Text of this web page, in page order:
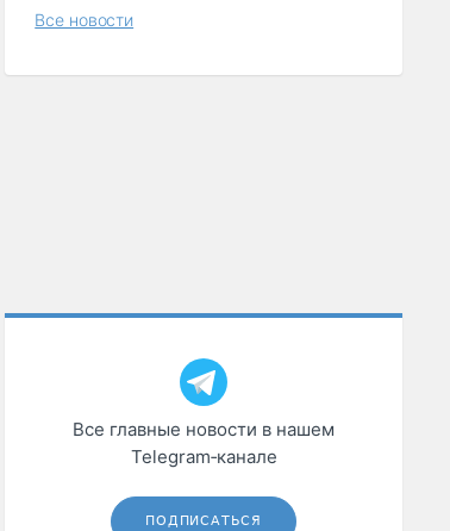
Все новости
Все главные новости в нашем
Telegram‑канале
ПОДПИСАТЬСЯ